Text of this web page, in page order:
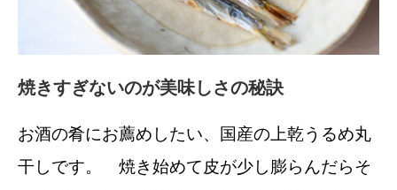
焼きすぎないのが美味しさの秘訣
お酒の肴にお薦めしたい、国産の上乾うるめ丸
干しです。 焼き始めて皮が少し膨らんだらそ